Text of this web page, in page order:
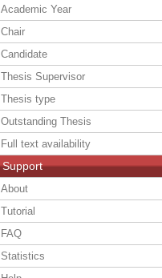
Academic Year
Chair
Candidate
Thesis Supervisor
Thesis type
Outstanding Thesis
Full text availability
Support
About
Tutorial
FAQ
Statistics